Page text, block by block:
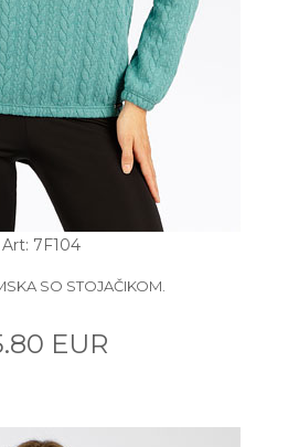
Art: 7F104
SO STOJAČIKOM.
EUR